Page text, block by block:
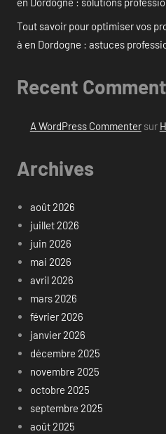
Tout savoir pour optimiser vos
à en Dordogne : astuces
Recent
A WordPress Commentersur
Archives
août 2026
juillet 2026
juin 2026
mai 2026
avril 2026
mars 2026
février 2026
janvier 2026
décembre 2025
novembre 2025
octobre 2025
septembre 2025
août 2025